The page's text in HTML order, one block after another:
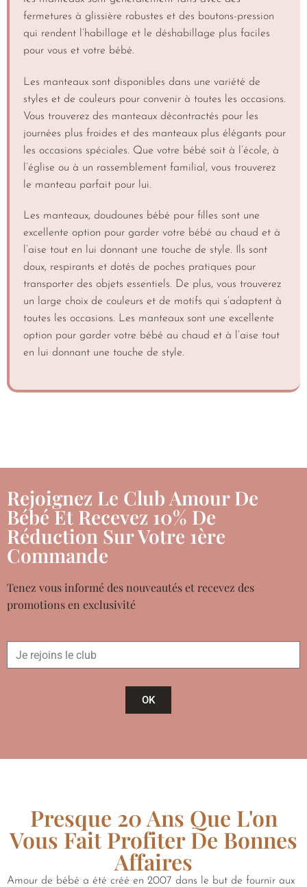
fermetures à glissière robustes et des boutons-pression
qui rendent l’habillage et le déshabillage plus faciles
pour vous et votre bébé.
Les manteaux sont disponibles dans une variété de
styles et de couleurs pour convenir à toutes les occasions.
Vous trouverez des manteaux décontractés pour les
journées plus froides et des manteaux plus élégants pour
les occasions spéciales. Que votre bébé soit à l’école, à
l’église ou à un rassemblement familial, vous trouverez
le manteau parfait pour lui.
Les manteaux, doudounes bébé pour filles sont une
excellente option pour garder votre bébé au chaud et à
l’aise tout en lui donnant une touche de style. Ils sont
doux, respirants et dotés de poches pratiques pour
transporter des objets essentiels. De plus, vous trouverez
un large choix de couleurs et de motifs qui s’adaptent à
toutes les occasions. Les manteaux sont une excellente
option pour garder votre bébé au chaud et à l’aise tout
en lui donnant une touche de style.
Rejoignez Le Club Amour De
Bébé Et Recevez 10% De
Réduction Sur Votre 1ère
Commande
Tenez vous informé des nouveautés et recevez des
promotions en exclusivité
OK
Presque 20 Ans Que L'on
Vous Fait Profiter De Bonnes
Affaires
Amour de bébé a été créé en 2007 dans le but de fournir aux